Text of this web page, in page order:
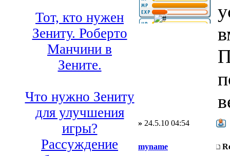
Тот, кто нужен
Зениту. Роберто
Манчини в
Зените.
Что нужно Зениту
для улучшения
игры?
Рассуждение
» 24.5.10 04:54
myname